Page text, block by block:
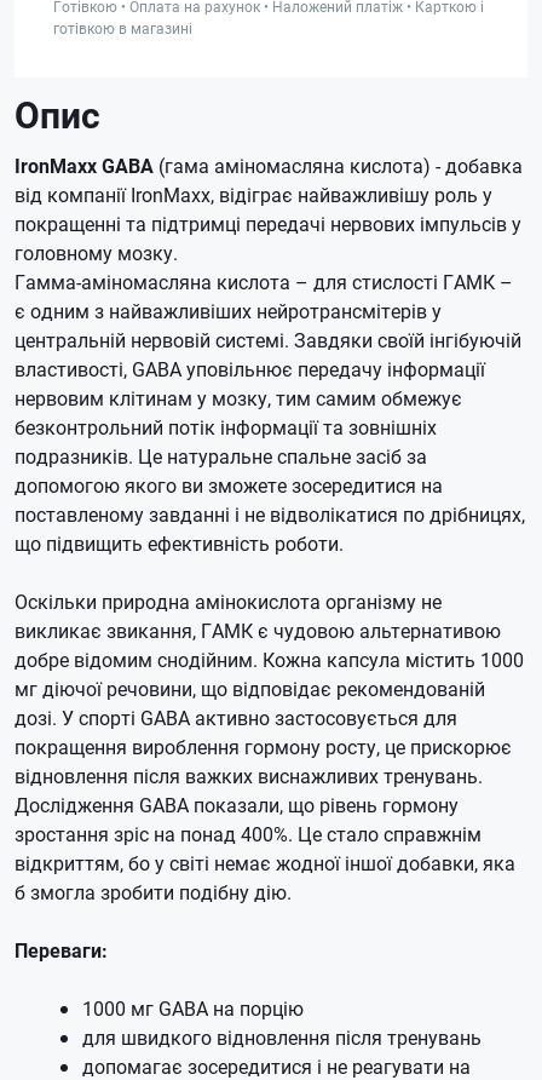
Готівкою • Оплата на рахунок • Наложений платіж • Карткою і
готівкою в магазині
Опис
IronMaxx GABA (гама аміномасляна кислота) - добавка
від компанії IronMaxx, відіграє найважливішу роль у
покращенні та підтримці передачі нервових імпульсів у
головному мозку.
Гамма-аміномасляна кислота – для стислості ГАМК –
є одним з найважливіших нейротрансмітерів у
центральній нервовій системі. Завдяки своїй інгібуючій
властивості, GABA уповільнює передачу інформації
нервовим клітинам у мозку, тим самим обмежує
безконтрольний потік інформації та зовнішніх
подразників. Це натуральне спальне засіб за
допомогою якого ви зможете зосередитися на
поставленому завданні і не відволікатися по дрібницях,
що підвищить ефективність роботи.
Оскільки природна амінокислота організму не
викликає звикання, ГАМК є чудовою альтернативою
добре відомим снодійним. Кожна капсула містить 1000
мг діючої речовини, що відповідає рекомендованій
дозі. У спорті GABA активно застосовується для
покращення вироблення гормону росту, це прискорює
відновлення після важких виснажливих тренувань.
Дослідження GABA показали, що рівень гормону
зростання зріс на понад 400%. Це стало справжнім
відкриттям, бо у світі немає жодної іншої добавки, яка
б змогла зробити подібну дію.
Переваги:
1000 мг GABA на порцію
для швидкого відновлення після тренувань
допомагає зосередитися і не реагувати на